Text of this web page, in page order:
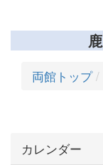
両館トップ
カレンダー